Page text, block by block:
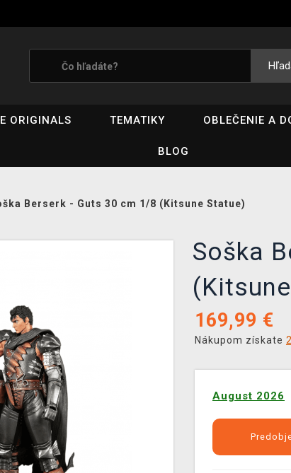
ORIGINALS TEMATIKY OBLEČENIE A
BLOG
Berserk - Guts 30 cm 1/8 (Kitsune Statue)
Soška
169,99 €
Nákupom získate
August 2026